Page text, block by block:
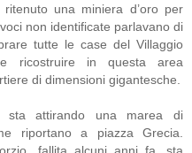
una miniera d’oro per
non identificate parlavano di
tutte le case del Villaggio
ricostruire in questa area
di dimensioni gigantesche.
sta attirando una marea di
riportano a piazza Grecia.
fallita alcuni anni fa, sta